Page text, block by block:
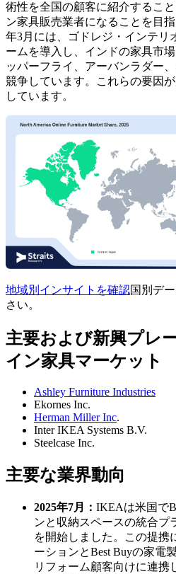
術性を全国の顧客に紹介するこ
ン家具販売業者になることを目
年3月には、ゴドレジ・インテリ
ームを導入し、インドの家具市
ッパーフライ、アーバンラダー
競争しています。これらの要因
しています。
地域別インサイトを確認国別デ
さい。
主要および新興プレ
イン家具マーケット
Ashley Furniture Industries
Ekornes Inc.
Herman Miller Inc.
Inter IKEA Systems B.V.
Steelcase Inc.
主要な業界動向
2025年7月： IKEAは米国で
ンと収納スペースの統合プ
を開始しました。この提携
ーションとBest Buyの家電
リフォーム顧客向けに連携